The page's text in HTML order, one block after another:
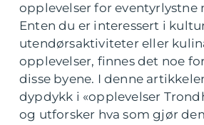
opplevelser for eventyrlystne
Enten du er interessert i
utendørsaktiviteter eller
opplevelser, finnes det noe
disse byene. I denne
dypdykk i «opplevelser
og utforsker hva som gjør